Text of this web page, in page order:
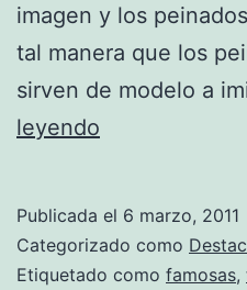
imagen y los
tal manera que los
sirven de modelo a
leyendo
las
famosas
Publicada el 6 marzo, 2011
Categorizado como
Etiquetado como famosas,